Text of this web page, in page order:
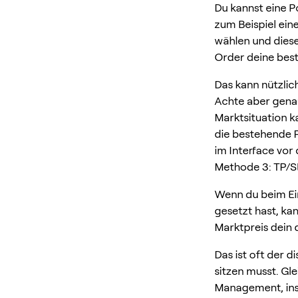
Du kannst eine
zum Beispiel
wählen und
Order deine
Das kann
Achte aber
Marktsituation
die bestehende
im Interface vor
Methode 3: TP/
Wenn du beim
gesetzt hast,
Marktpreis dein
Das ist oft der
sitzen musst.
Management,